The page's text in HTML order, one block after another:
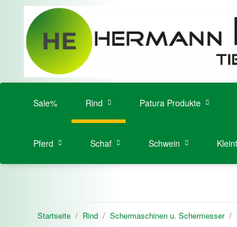
Sale% Rind Patura Produkte
Pferd Schaf Schwein
Startseite Rind Schermaschinen u. Schermesser